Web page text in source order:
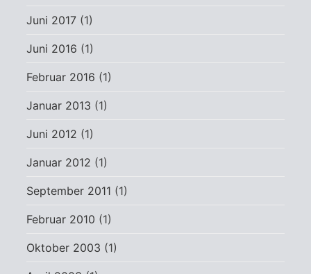
Juni 2017 (1)
Juni 2016 (1)
Februar 2016 (1)
Januar 2013 (1)
Juni 2012 (1)
Januar 2012 (1)
September 2011 (1)
Februar 2010 (1)
Oktober 2003 (1)